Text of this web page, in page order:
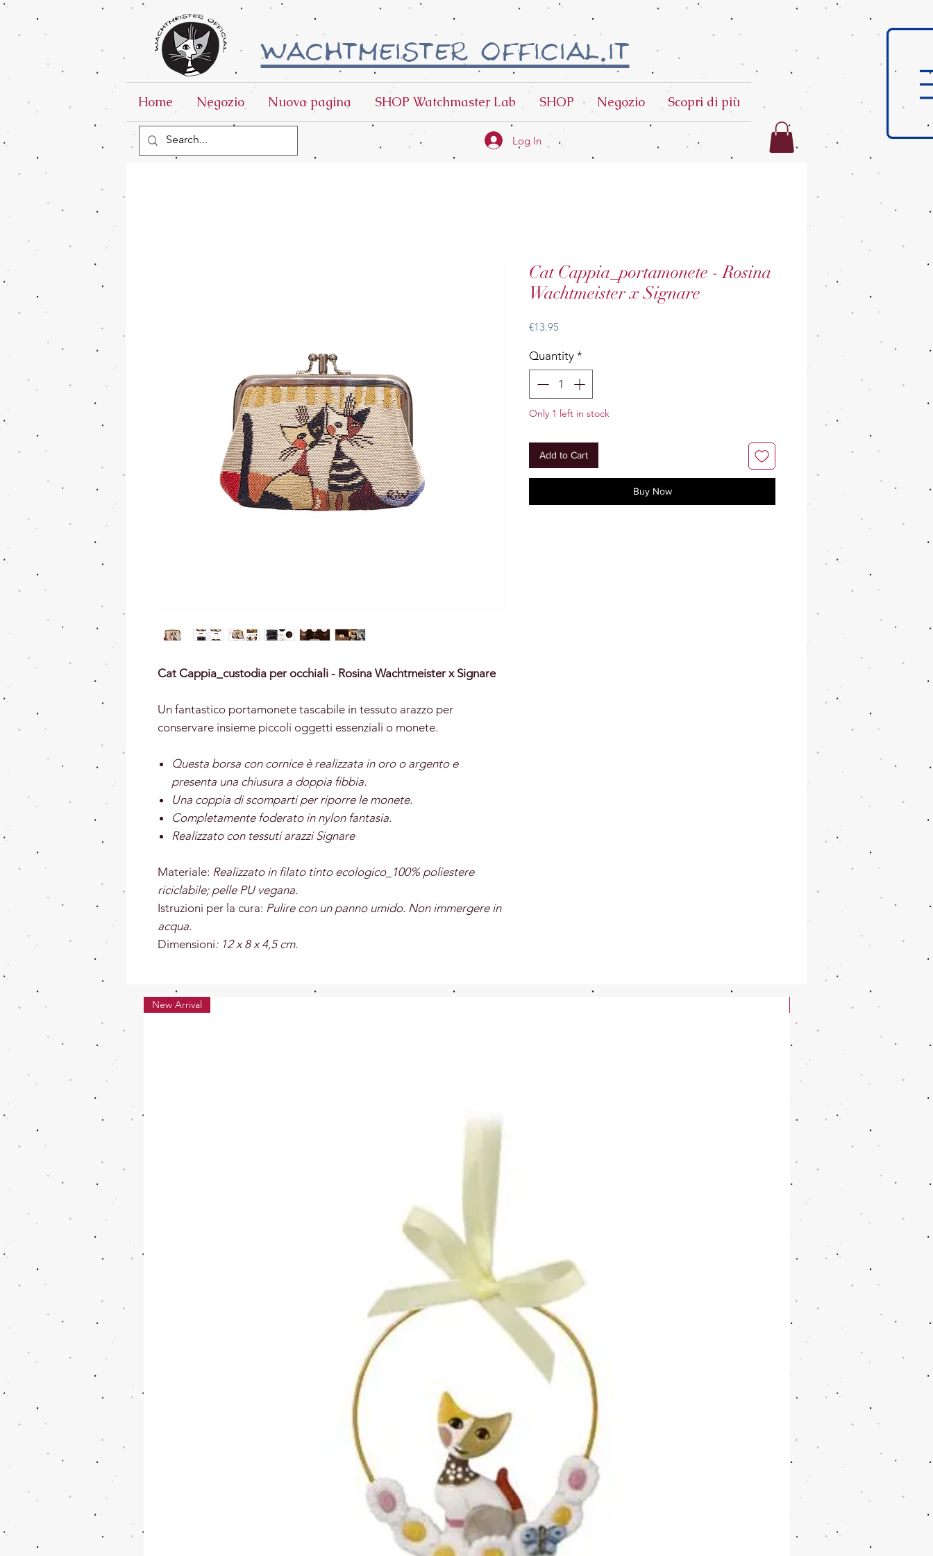
wachtmeister official.it
Home Negozio Nuova pagina SHOP Watchmaster Lab SHOP Negozio Scopri di più
Log In
Cat Cappia_custodia per occhiali - Rosina Wachtmeister x Signare
Un fantastico portamonete tascabile in tessuto arazzo per
conservare insieme piccoli oggetti essenziali o monete.
Questa borsa con cornice è realizzata in oro o argento e
presenta una chiusura a doppia fibbia.
Una coppia di scomparti per riporre le monete.
Completamente foderato in nylon fantasia.
Realizzato con tessuti arazzi Signare
Materiale: Realizzato in filato tinto ecologico_100% poliestere
riciclabile; pelle PU vegana.
Istruzioni per la cura: Pulire con un panno umido. Non immergere in
acqua.
Dimensioni: 12 x 8 x 4,5 cm.
Cat Cappia_portamonete - Rosina
Wachtmeister x Signare
€13.95Price
Quantity *
Only 1 left in stock
Add to Cart
Buy Now
New Arrival